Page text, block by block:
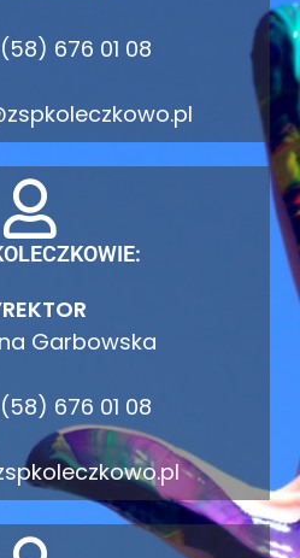
676 01 08
Garbowska
676 01 08